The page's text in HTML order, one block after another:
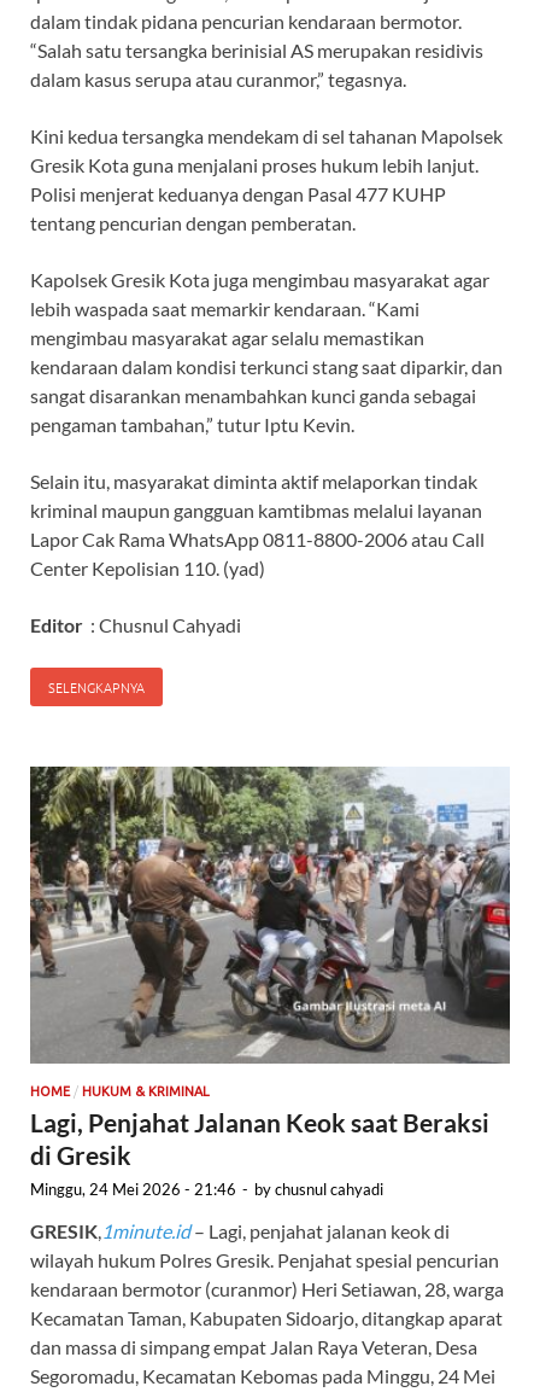
dalam tindak pidana pencurian kendaraan bermotor.
“Salah satu tersangka berinisial AS merupakan residivis
dalam kasus serupa atau curanmor,” tegasnya.
Kini kedua tersangka mendekam di sel tahanan Mapolsek
Gresik Kota guna menjalani proses hukum lebih lanjut.
Polisi menjerat keduanya dengan Pasal 477 KUHP
tentang pencurian dengan pemberatan.
Kapolsek Gresik Kota juga mengimbau masyarakat agar
lebih waspada saat memarkir kendaraan. “Kami
mengimbau masyarakat agar selalu memastikan
kendaraan dalam kondisi terkunci stang saat diparkir, dan
sangat disarankan menambahkan kunci ganda sebagai
pengaman tambahan,” tutur Iptu Kevin.
Selain itu, masyarakat diminta aktif melaporkan tindak
kriminal maupun gangguan kamtibmas melalui layanan
Lapor Cak Rama WhatsApp 0811-8800-2006 atau Call
Center Kepolisian 110. (yad)
Editor : Chusnul Cahyadi
SELENGKAPNYA
HOME / HUKUM & KRIMINAL
Lagi, Penjahat Jalanan Keok saat Beraksi
di Gresik
Minggu, 24 Mei 2026 - 21:46 - bychusnul cahyadi
GRESIK, 1minute.id– Lagi, penjahat jalanan keok di
wilayah hukum Polres Gresik. Penjahat spesial pencurian
kendaraan bermotor (curanmor) Heri Setiawan, 28, warga
Kecamatan Taman, Kabupaten Sidoarjo, ditangkap aparat
dan massa di simpang empat Jalan Raya Veteran, Desa
Segoromadu, Kecamatan Kebomas pada Minggu, 24 Mei